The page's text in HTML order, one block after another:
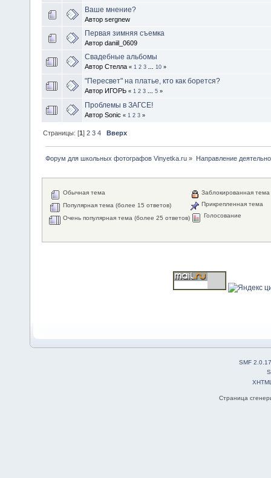
Ваше мнение?
Автор sergnew
Первая зимняя съемка
Автор daniil_0609
Свадебные альбомы
Автор Стелла « 1 2 3 10 »
"Пересвет" на платье, кто как борется?
Автор ИГОРЬ « 1 2 3 5 »
Проблемы в ЗАГСЕ!
Автор Sonic « 1 2 3 »
Страницы: [1]2 3 4 Вверх
Форум для школьных фотографов Vinyetka.ru » Направление
Обычная тема
Популярная тема (более 15 ответов)
Очень популярная тема (более 25 ответов)
Заблокированная тема
Прикрепленная тема
Голосование
SMF 2.0.17
Страница